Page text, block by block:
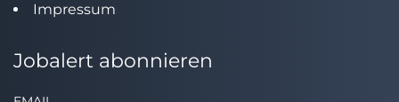
Impressum
Jobalert abonnieren